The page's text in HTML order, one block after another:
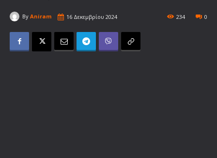
By Aniram 16 Δεκεμβρίου 2024 0
234